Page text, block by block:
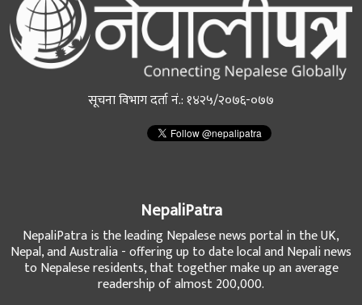
सूचना विभाग दर्ता नं.: १४२५/२०७६-०७७
NepaliPatra
NepaliPatra is the leading Nepalese news portal in the UK,
Nepal, and Australia - offering up to date local and Nepali news
to Nepalese residents, that together make up an average
readership of almost 200,000.